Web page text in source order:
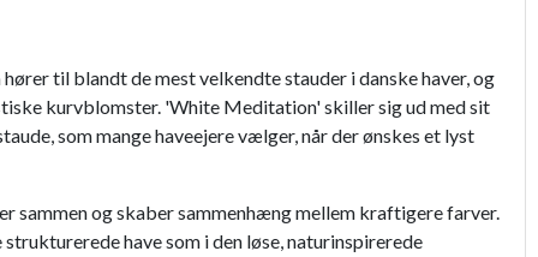
til blandt de mest velkendte stauder i danske haver, og
kurvblomster. 'White Meditation' skiller sig ud med sit
som mange haveejere vælger, når der ønskes et lyst
sammen og skaber sammenhæng mellem kraftigere farver.
have som i den løse, naturinspirerede